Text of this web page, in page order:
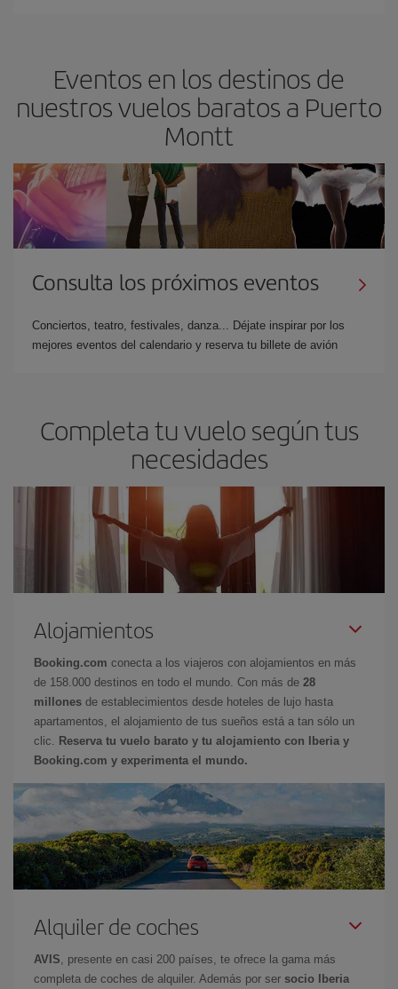
Eventos en los destinos de
nuestros vuelos baratos a Puerto
Montt
Consulta los próximos eventos
Conciertos, teatro, festivales, danza... Déjate inspirar por los
mejores eventos del calendario y reserva tu billete de avión
Completa tu vuelo según tus
necesidades
Alojamientos
Booking.com conecta a los viajeros con alojamientos en más
de 158.000 destinos en todo el mundo. Con más de 28
millones de establecimientos desde hoteles de lujo hasta
apartamentos, el alojamiento de tus sueños está a tan sólo un
clic.
Reserva tu vuelo barato y tu alojamiento con Iberia y
Booking.com y experimenta el mundo.
Alquiler de coches
AVIS , presente en casi 200 países, te ofrece la gama más
completa de coches de alquiler. Además por ser socio Iberia